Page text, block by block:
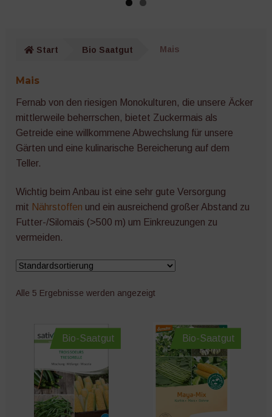
Salat
Zucchini
Melonen
Auberginen
Zwiebeln
Blumen
Bohnen
Mais
Mangold
Start Bio Saatgut Mais
Mais
Fernab von den riesigen Monokulturen, die unsere Äcker
mittlerweile beherrschen, bietet Zuckermais als
Getreide eine willkommene Abwechslung für unsere
Gärten und eine kulinarische Bereicherung auf dem
Teller.
Wichtig beim Anbau ist eine sehr gute Versorgung
mit Nährstoffen und ein ausreichend großer Abstand zu
Futter-/Silomais (>500 m) um Einkreuzungen zu
vermeiden.
Alle 5 Ergebnisse werden angezeigt
Bio-Saatgut Bio-Saatgut